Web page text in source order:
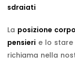
sdraiati
La posizione
pensieri e lo
richiama nella